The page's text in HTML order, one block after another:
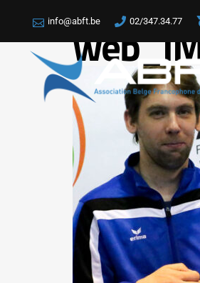
info@abft.be 02/347.34.77